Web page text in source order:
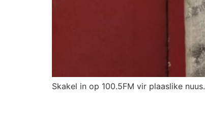
Skakel in op 100.5FM vir plaaslike nuus.